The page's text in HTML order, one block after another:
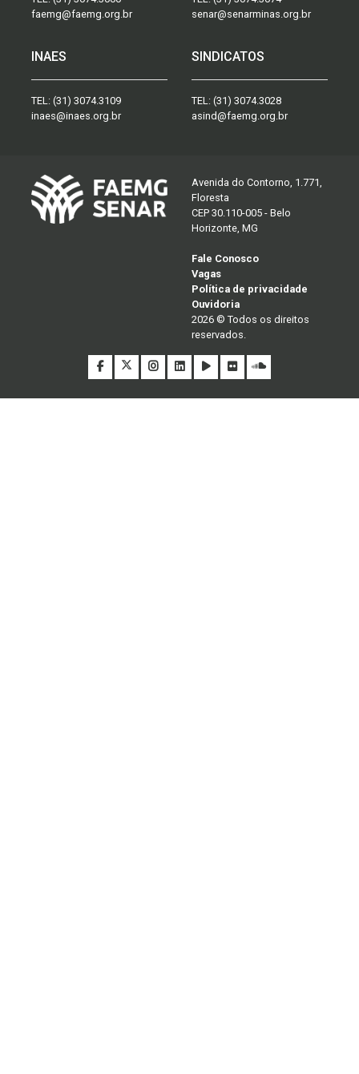
faemg@faemg.org.br
senar@senarminas.org.br
INAES
TEL: (31) 3074.3109
inaes@inaes.org.br
SINDICATOS
TEL: (31) 3074.3028
asind@faemg.org.br
Avenida do Contorno, 1.771,
Floresta
CEP 30.110-005 - Belo
Horizonte, MG
Fale Conosco
Vagas
Política de privacidade
Ouvidoria
2026 © Todos os direitos
reservados.